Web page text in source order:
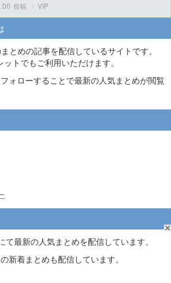
VIP
とめの記事を配信しているサイトです。
トでもご利用いただけます。
ォローすることで最新の人気まとめが閲覧
て最新の人気まとめを配信しています。
新着まとめも配信しています。